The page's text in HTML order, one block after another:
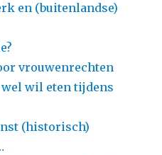
en (buitenlandse)
vrouwenrechten
wil eten tijdens
(historisch)